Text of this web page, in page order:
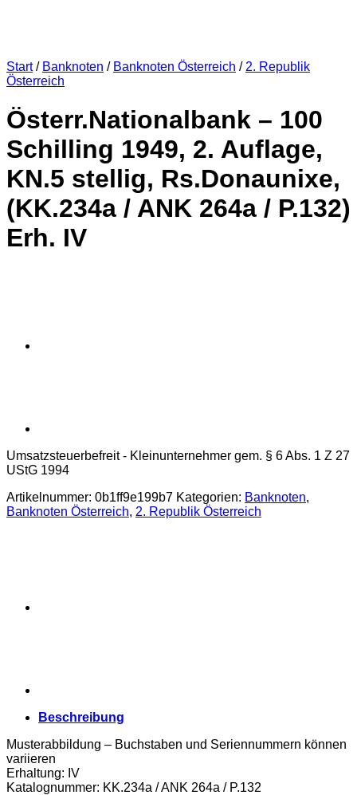
Start / Banknoten / Banknoten Österreich / 2. Republik
Österreich
Österr.Nationalbank – 100
Schilling 1949, 2. Auflage,
KN.5 stellig, Rs.Donaunixe,
(KK.234a / ANK 264a / P.132)
Erh. IV
Umsatzsteuerbefreit - Kleinunternehmer gem. § 6 Abs. 1 Z 27
UStG 1994
Artikelnummer: 0b1ff9e199b7 Kategorien: Banknoten,
Banknoten Österreich, 2. Republik Österreich
Beschreibung
Musterabbildung – Buchstaben und Seriennummern können
variieren
Erhaltung: IV
Katalognummer: KK.234a / ANK 264a / P.132